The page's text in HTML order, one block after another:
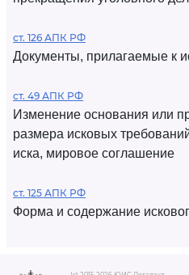
ст. 126 АПК РФ
Документы, прилагаемые к
ст. 49 АПК РФ
Изменение основания или
размера исковых
иска, мировое соглашение
ст. 125 АПК РФ
Форма и содержание